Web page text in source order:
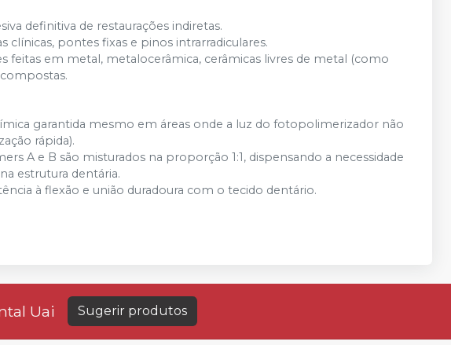
definitiva de restaurações indiretas.
clínicas, pontes fixas e pinos intrarradiculares.
feitas em metal, metalocerâmica, cerâmicas livres de metal (como
garantida mesmo em áreas onde a luz do fotopolimerizador não
rápida).
A e B são misturados na proporção 1:1, dispensando a necessidade
estrutura dentária.
à flexão e união duradoura com o tecido dentário.
Uai Sugerir produtos